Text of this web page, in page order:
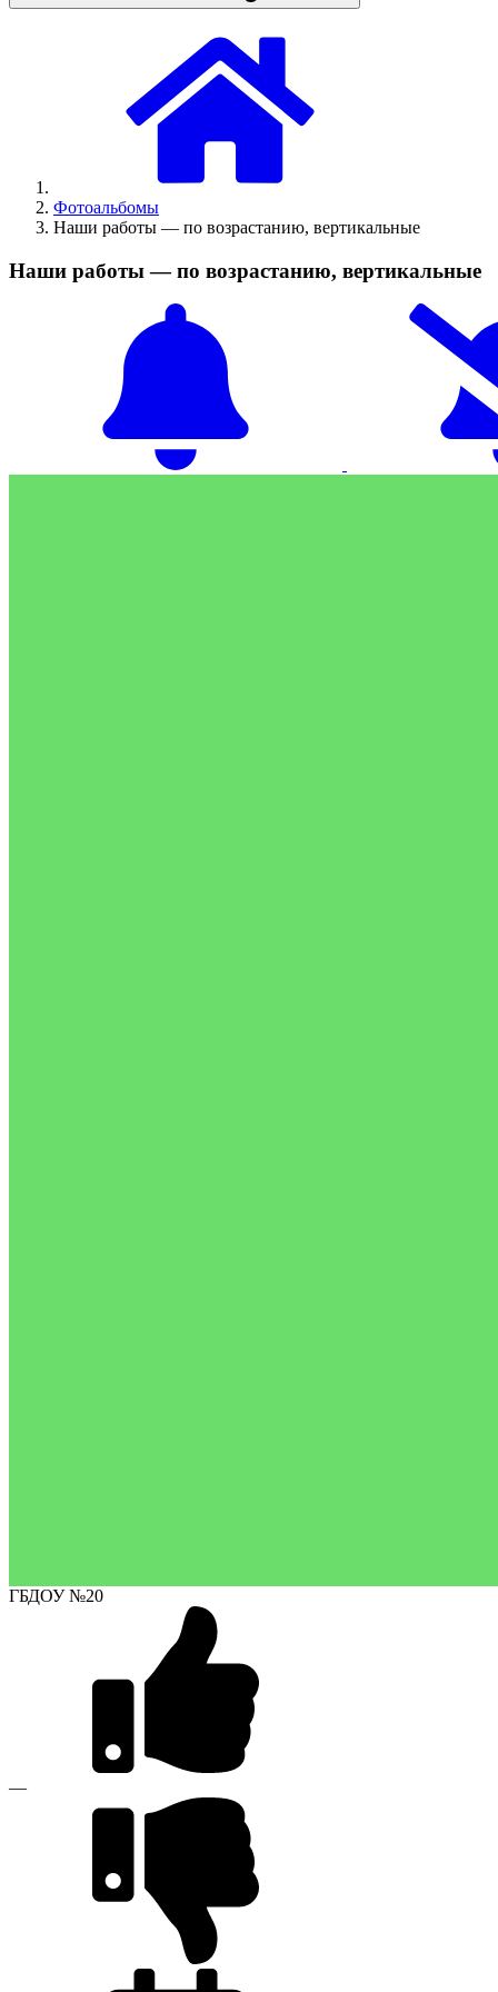
Фотоальбомы
Наши работы — по возрастанию, вертикальные
Наши работы — по возрастанию, вертикальные
ГБДОУ №20
—